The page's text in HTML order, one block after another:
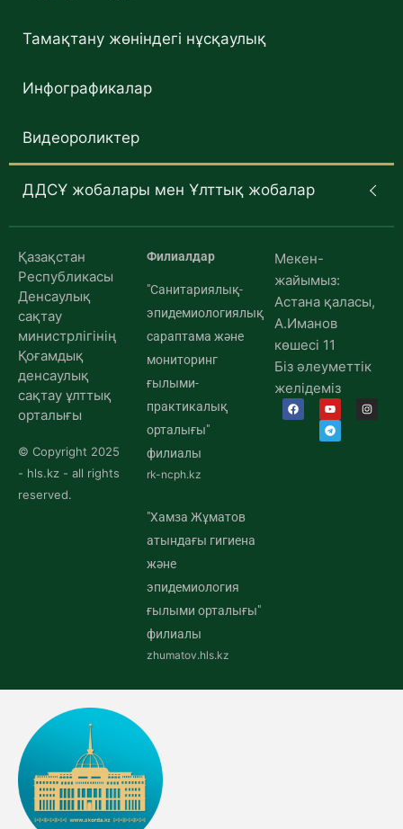
Тамақтану жөніндегі нұсқаулық
Инфографикалар
Видеороликтер
ДДСҰ жобалары мен Ұлттық жобалар
Қазақстан
Республикасы
Денсаулық
сақтау
министрлігінің
Қоғамдық
денсаулық
сақтау ұлттық
орталығы
© Copyright 2025
- hls.kz - all rights
reserved.
Филиалдар
"Санитариялық-
эпидемиологиялық
сараптама және
мониторинг
ғылыми-
практикалық
орталығы"
филиалы
rk-ncph.kz
"Хамза Жұматов
атындағы гигиена
және
эпидемиология
ғылыми орталығы"
филиалы
zhumatov.hls.kz
Мекен-
жайымыз:
Астана қаласы,
А.Иманов
көшесі 11
Біз әлеуметтік
желідеміз